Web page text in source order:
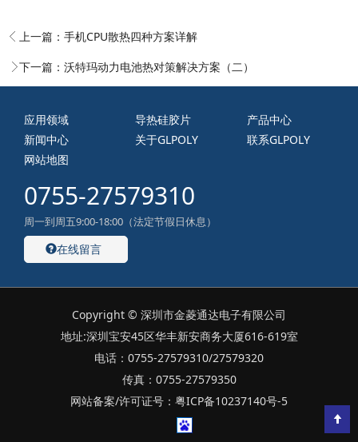
上一篇： 手机CPU散热四种方案详解
下一篇： 沃特玛动力电池热对策解决方案（二）
应用领域 导热硅胶片
产品中心
新闻中心
关于GLPOLY
联系GLPOLY
网站地图
0755-27579310
周一到周五9:00-18:00（法定节假日休息）
在线留言
Copyright © 深圳市金菱通达电子有限公司
地址:深圳宝安45区华丰新安商务大厦616-619室
电话：0755-27579310/27579320
传真：0755-27579350
网站备案/许可证号：粤ICP备10237140号-5